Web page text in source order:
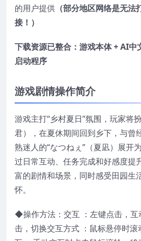
的用户提供 （部分地区网络是无
接！）
下载资源已整合：游戏本体 + AI中
启动程序
游戏剧情操作简介
游戏主打“乡村夏日”氛围，玩家将
君），在夏休期间回到乡下，与曾
熟迷人的“なつねぇ”（夏凪）展开
过日常互动、任务完成和好感度提
富的剧情和场景，同时感受田园生
怀。
◆操作方法：交互 ：左键点击，互
击，切换交互方式 ：鼠标悬停时